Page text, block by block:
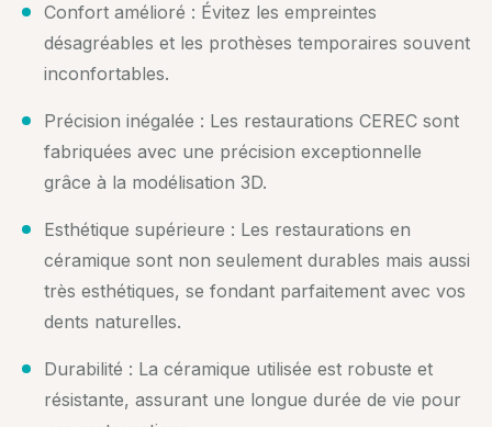
Confort amélioré : Évitez les empreintes
désagréables et les prothèses temporaires souvent
inconfortables.
Précision inégalée : Les restaurations CEREC sont
fabriquées avec une précision exceptionnelle
grâce à la modélisation 3D.
Esthétique supérieure : Les restaurations en
céramique sont non seulement durables mais aussi
très esthétiques, se fondant parfaitement avec vos
dents naturelles.
Durabilité : La céramique utilisée est robuste et
résistante, assurant une longue durée de vie pour